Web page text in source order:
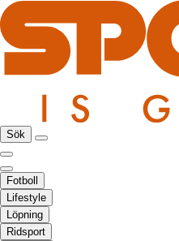
Sök
Fotboll
Lifestyle
Löpning
Ridsport